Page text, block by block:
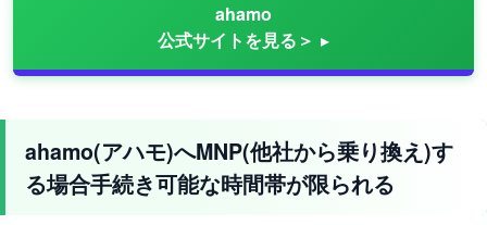
ahamo
公式サイトを見る＞
ahamo(アハモ)へMNP(他社から乗り換え)す
る場合手続き可能な時間帯が限られる